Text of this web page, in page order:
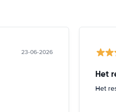
23-06-2026
Het
Het